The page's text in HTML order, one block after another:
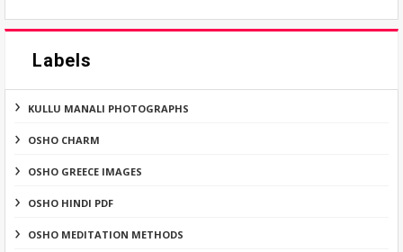
Labels
KULLU MANALI PHOTOGRAPHS
OSHO CHARM
OSHO GREECE IMAGES
OSHO HINDI PDF
OSHO MEDITATION METHODS